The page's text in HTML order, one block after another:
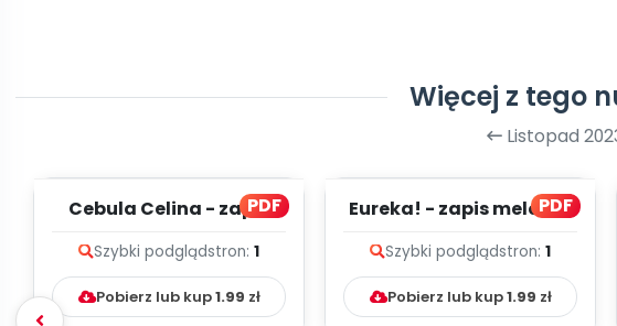
Więcej z tego
Listopad
PDF
Cebula Celina - zapis
Szybki podglądstron: 1
Pobierz lub kup1.99 zł
PDF
Eureka! - zapis melodii i
Szybki podglądstron: 1
Pobierz lub kup1.99 zł